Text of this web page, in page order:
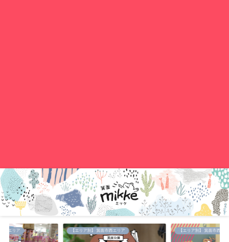
。
央エリア 【エリア別】 箕面市西エリア 【エリア別】 箕面市西エ